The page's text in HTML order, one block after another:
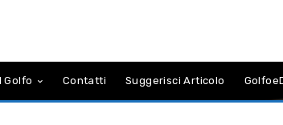
Golfo Contatti Suggerisci Articolo